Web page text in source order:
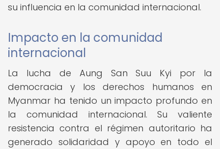
su influencia en la comunidad internacional.
Impacto en la comunidad
internacional
La lucha de Aung San Suu Kyi por la
democracia y los derechos humanos en
Myanmar ha tenido un impacto profundo en
la comunidad internacional. Su valiente
resistencia contra el régimen autoritario ha
generado solidaridad y apoyo en todo el